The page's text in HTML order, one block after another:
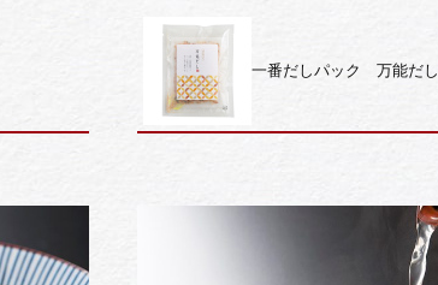
一番だしパック 万能だし